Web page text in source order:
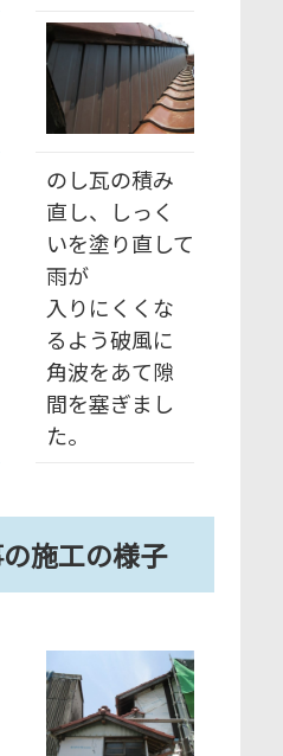
のし瓦の積み
直し、しっく
いを塗り直して
雨が
入りにくくな
るよう破風に
角波をあて隙
間を塞ぎまし
た。
施工の様子